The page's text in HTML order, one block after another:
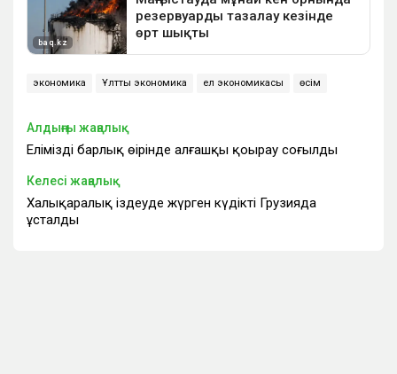
экономика Ұлттық экономика ел экономикасы өсім
Алдыңғы жаңалық
Еліміздің барлық өңірінде алғашқы қоңырау соғылды
Келесі жаңалық
Халықаралық іздеуде жүрген күдікті Грузияда
ұсталды